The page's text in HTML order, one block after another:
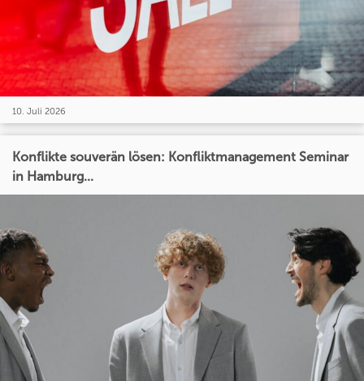
10. Juli 2026
Konflikte souverän lösen: Konfliktmanagement Seminar
in Hamburg...